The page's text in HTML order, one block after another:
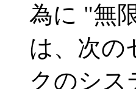
為に "無
は、次の
クのシス